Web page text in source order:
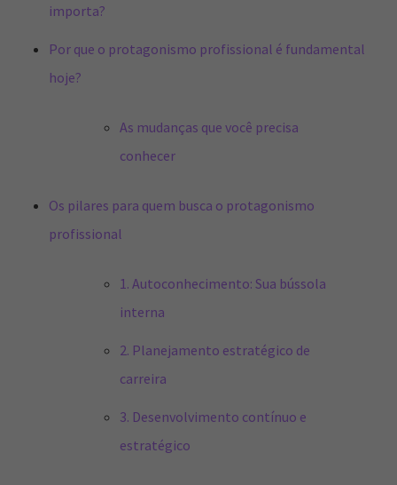
importa?
Por que o protagonismo profissional é fundamental
hoje?
As mudanças que você precisa
conhecer
Os pilares para quem busca o protagonismo
profissional
1. Autoconhecimento: Sua bússola
interna
2. Planejamento estratégico de
carreira
3. Desenvolvimento contínuo e
estratégico